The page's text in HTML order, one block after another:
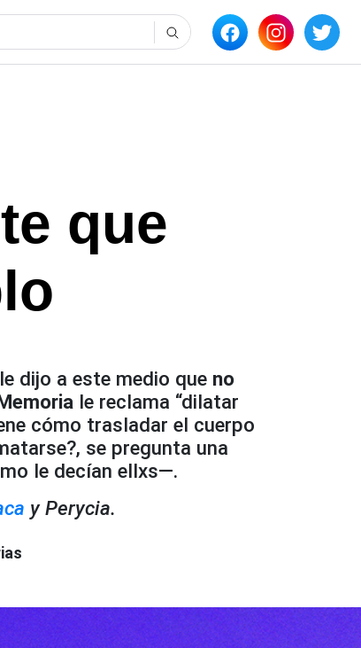
que
le dijo a este medio que no
le reclama “dilatar
cómo trasladar el cuerpo
se pregunta una
le decían ellxs—.
y Perycia.